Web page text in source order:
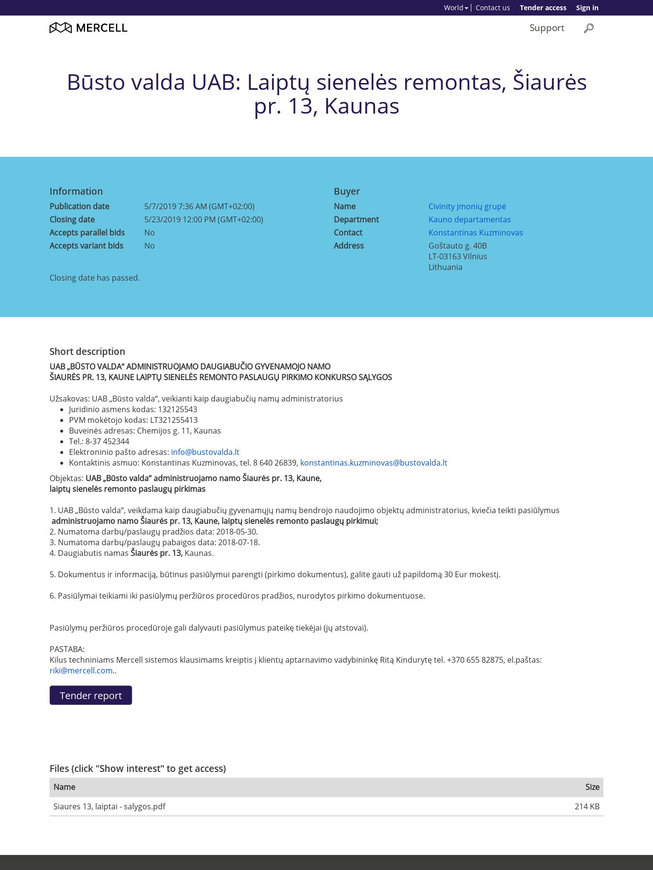
Sign in
Tender access
Contact us
World
Support
Būsto valda UAB: Laiptų sienelės remontas, Šiaurės
pr. 13, Kaunas
Information
Publication date
5/7/2019 7:36 AM (GMT+02:00)
Closing date
5/23/2019 12:00 PM (GMT+02:00)
Accepts parallel bids
No
Accepts variant bids
No
Buyer
Name
Civinity įmonių grupė
Department
Kauno departamentas
Contact
Konstantinas Kuzminovas
Address
Goštauto g. 40B
LT-03163Vilnius
Lithuania
Closing date has passed.
Short description
UAB „BŪSTO VALDA“ ADMINISTRUOJAMO DAUGIABUČIO GYVENAMOJO NAMO
ŠIAURĖS PR. 13, KAUNE LAIPTŲ SIENELĖS REMONTO PASLAUGŲ PIRKIMO KONKURSO SĄLYGOS
Užsakovas: UAB „Būsto valda“, veikianti kaip daugiabučių namų administratorius
Juridinio asmens kodas: 132125543
PVM mokėtojo kodas: LT321255413
Buveinės adresas: Chemijos g. 11, Kaunas
Tel.: 8-37 452344
Elektroninio pašto adresas: info@bustovalda.lt
Kontaktinis asmuo: Konstantinas Kuzminovas, tel. 8 640 26839, konstantinas.kuzminovas@bustovalda.lt
Objektas: UAB „Būsto valda“ administruojamo namo Šiaurės pr. 13, Kaune,
laiptų sienelės remonto paslaugų pirkimas
1. UAB „Būsto valda“, veikdama kaip daugiabučių gyvenamųjų namų bendrojo naudojimo objektų administratorius, kviečia teikti pasiūlymus
administruojamo namoŠiaurės pr. 13, Kaune, laiptų sienelės remonto paslaugų pirkimui;
2. Numatoma darbų/paslaugų pradžios data: 2018-05-30.
3. Numatoma darbų/paslaugų pabaigos data: 2018-07-18.
4. Daugiabutis namas Šiaurės pr. 13, Kaunas.
5. Dokumentus ir informaciją, būtinus pasiūlymui parengti (pirkimo dokumentus), galite gauti už papildomą 30 Eur mokestį.
6. Pasiūlymai teikiami iki pasiūlymų peržiūros procedūros pradžios, nurodytos pirkimo dokumentuose.
Pasiūlymų peržiūros procedūroje gali dalyvauti pasiūlymus pateikę tiekėjai (jų atstovai).
PASTABA:
Kilus techniniams Mercell sistemos klausimams kreiptis į klientų aptarnavimo vadybininkę Ritą Kindurytę tel. +370 655 82875, el.paštas:
riki@mercell.com..
Files (click "Show interest" to get access)
Name
Size
Siaures 13, laiptai - salygos.pdf
214 KB